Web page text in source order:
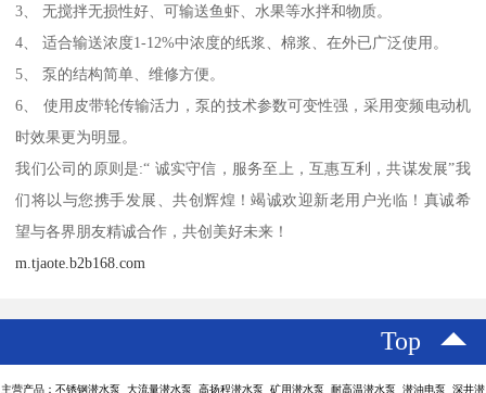
3、 无搅拌无损性好、可输送鱼虾、水果等水拌和物质。
4、 适合输送浓度1-12%中浓度的纸浆、棉浆、在外已广泛使用。
5、 泵的结构简单、维修方便。
6、 使用皮带轮传输活力，泵的技术参数可变性强，采用变频电动机
时效果更为明显。
我们公司的原则是:“ 诚实守信，服务至上，互惠互利，共谋发展”我
们将以与您携手发展、共创辉煌！竭诚欢迎新老用户光临！真诚希
望与各界朋友精诚合作，共创美好未来！
m.tjaote.b2b168.com
Top
主营产品：不锈钢潜水泵 大流量潜水泵 高扬程潜水泵 矿用潜水泵 耐高温潜水泵 潜油电泵 深井潜